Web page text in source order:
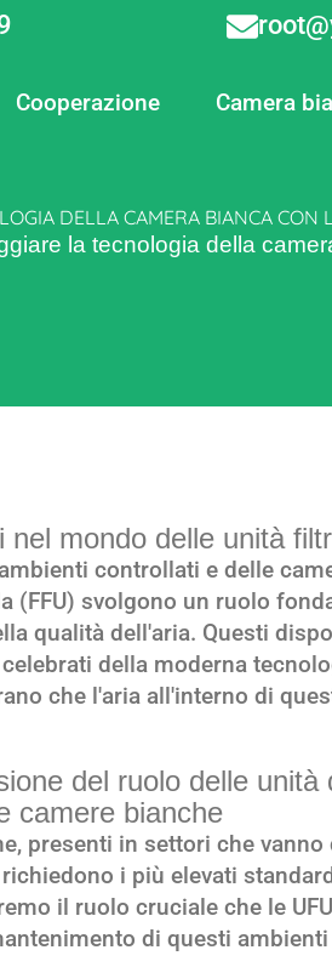
Cooperazione Camera
DELLA CAMERA BIANCA
la tecnologia della
nel mondo delle unità
controllati e delle
(FFU) svolgono un ruolo
qualità dell'aria. Questi
della moderna
che l'aria all'interno di
del ruolo delle unità
camere bianche
presenti in settori che
i più elevati
il ruolo cruciale che le
di questi